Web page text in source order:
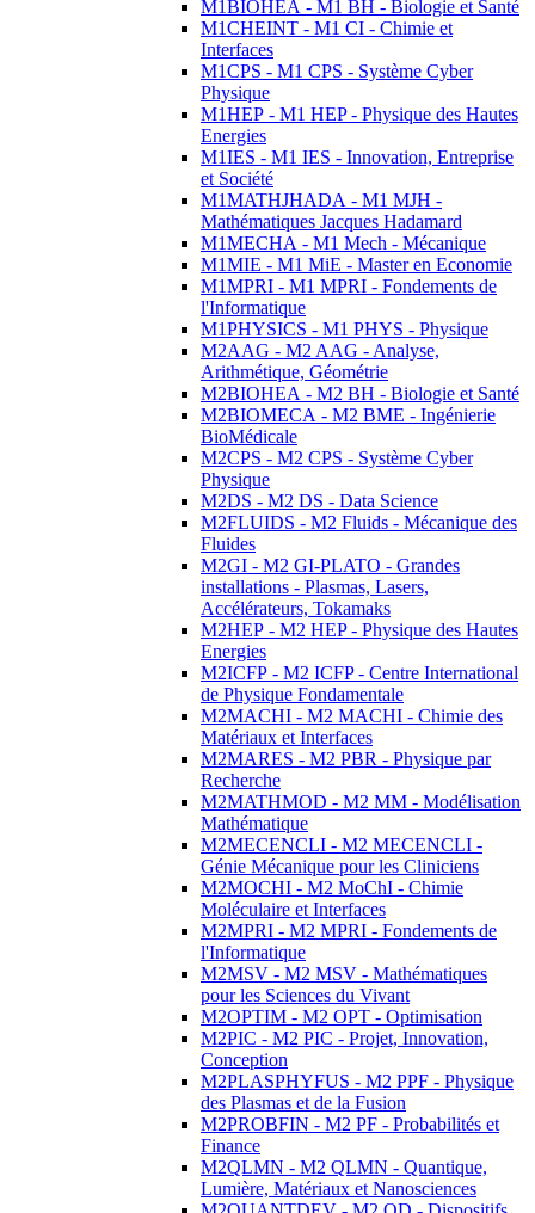
M1BIOHEA - M1 BH - Biologie et Santé
M1CHEINT - M1 CI - Chimie et
Interfaces
M1CPS - M1 CPS - Système Cyber
Physique
M1HEP - M1 HEP - Physique des Hautes
Energies
M1IES - M1 IES - Innovation, Entreprise
et Société
M1MATHJHADA - M1 MJH -
Mathématiques Jacques Hadamard
M1MECHA - M1 Mech - Mécanique
M1MIE - M1 MiE - Master en Economie
M1MPRI - M1 MPRI - Fondements de
l'Informatique
M1PHYSICS - M1 PHYS - Physique
M2AAG - M2 AAG - Analyse,
Arithmétique, Géométrie
M2BIOHEA - M2 BH - Biologie et Santé
M2BIOMECA - M2 BME - Ingénierie
BioMédicale
M2CPS - M2 CPS - Système Cyber
Physique
M2DS - M2 DS - Data Science
M2FLUIDS - M2 Fluids - Mécanique des
Fluides
M2GI - M2 GI-PLATO - Grandes
installations - Plasmas, Lasers,
Accélérateurs, Tokamaks
M2HEP - M2 HEP - Physique des Hautes
Energies
M2ICFP - M2 ICFP - Centre International
de Physique Fondamentale
M2MACHI - M2 MACHI - Chimie des
Matériaux et Interfaces
M2MARES - M2 PBR - Physique par
Recherche
M2MATHMOD - M2 MM - Modélisation
Mathématique
M2MECENCLI - M2 MECENCLI -
Génie Mécanique pour les Cliniciens
M2MOCHI - M2 MoChI - Chimie
Moléculaire et Interfaces
M2MPRI - M2 MPRI - Fondements de
l'Informatique
M2MSV - M2 MSV - Mathématiques
pour les Sciences du Vivant
M2OPTIM - M2 OPT - Optimisation
M2PIC - M2 PIC - Projet, Innovation,
Conception
M2PLASPHYFUS - M2 PPF - Physique
des Plasmas et de la Fusion
M2PROBFIN - M2 PF - Probabilités et
Finance
M2QLMN - M2 QLMN - Quantique,
Lumière, Matériaux et Nanosciences